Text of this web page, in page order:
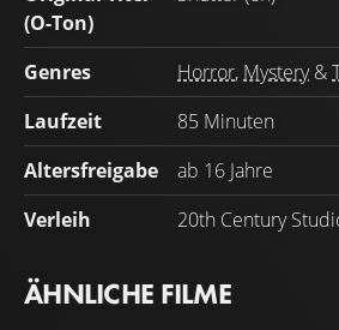
(O-Ton)
Genres Horror, Mystery&
Laufzeit
85 Minuten
Altersfreigabe
ab 16 Jahre
Verleih
20th Century
ÄHNLICHE FILME